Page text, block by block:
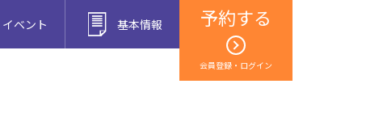
予約する
会員登録・ログイン
イベント 基本情報